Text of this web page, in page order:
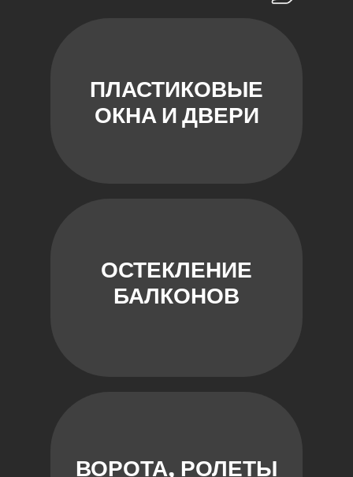
ОСТЕКЛЕНИЕ
БАЛКОНОВ
ВОРОТА, РОЛЕТЫ
ПЛАСТИКОВЫЕ
ОКНА И ДВЕРИ